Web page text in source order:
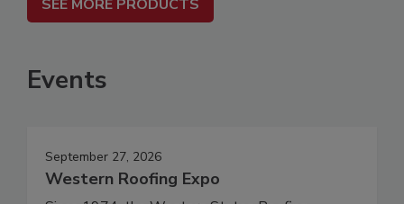
SEE MORE PRODUCTS
Events
September 27, 2026
Western Roofing Expo